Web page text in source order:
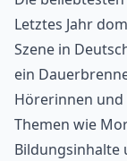
Letztes Jahr
Szene in
ein
Hörerinnen und
Themen wie
Bildungsinhalte